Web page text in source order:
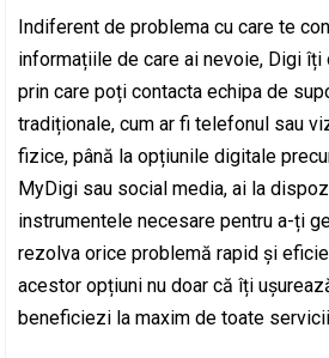
Indiferent de problema cu care te
informațiile de care ai nevoie, Digi
prin care poți contacta echipa de
tradiționale, cum ar fi telefonul sau
fizice, până la opțiunile digitale
MyDigi sau social media, ai la
instrumentele necesare pentru a-ți
rezolva orice problemă rapid și
acestor opțiuni nu doar că îți
beneficiezi la maxim de toate